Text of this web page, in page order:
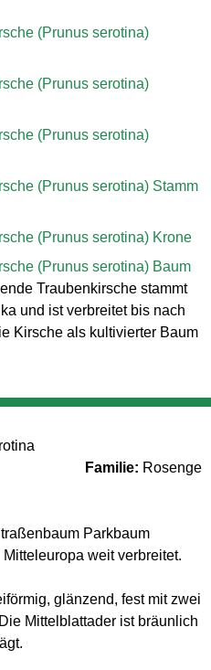
Traubenkirsche stammt
und ist verbreitet bis nach
Kirsche als kultivierter Baum
Familie: Rosenge
Parkbaum
weit verbreitet.
glänzend, fest mit zwei
Mittelblattader ist bräunlich